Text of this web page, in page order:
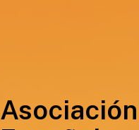
Asociación